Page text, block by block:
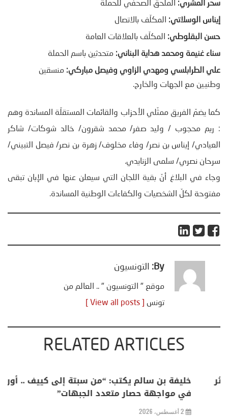
سحر المشري: الملحق الصحفي للحملة
إيناس الوسلاتي: المكلّف بالاتصال
حسن البقلوطي: المكلّف بالعلاقات العامة
سناء غنيمة ومحمد هداية البناني: متحدثين باسم الحملة
علي الطرابلسي ومهدي الزاوي وفيصل مباركي: منسقين
وطنيين مع الجهات والخارج.
كما يضمّ الفريق ممثّلي الأحزاب والقائمات المستقلّة المساندة وهم
: ريم محجوب / وليد صفر/ محمد شقرون/ خالد شوكات/ شاكر
العيادي/ إيناس بن نصر/ وفاء مخلوف/ زهرة بن نصر/ فيصل التبيني/
سرحان نصري/ سلمى الزنايدي.
وجاء في البلاغ أنّ بقية اللجان التي سيعلن عنها في الإبان تبقى
مفتوحة لكلّ الشخصيات والكفاءات الوطنية المساندة.
By: التونسيون
موقع " التونسيون " .. العالم من
تونس
RELATED ARTICLES
منذر بالضيافي يكتب حول: التغيرات المناخية: اكثر
من ظاهرة طبيعية .. تحول اجتماعي وحضاري (
مقاربة سوسيولوجية )